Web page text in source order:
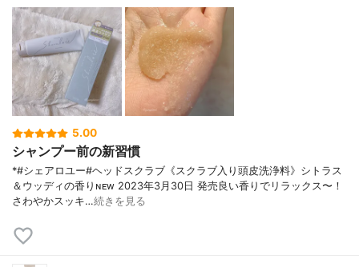
5.00
シャンプー前の新習慣
*#シェアロユー#ヘッドスクラブ《スクラブ入り頭皮洗浄料》シトラス
＆ウッディの香り⁡ɴᴇᴡ 2023年3月30日 発売⁡⁡良い香りでリラックス〜！
さわやかスッキ…続きを見る